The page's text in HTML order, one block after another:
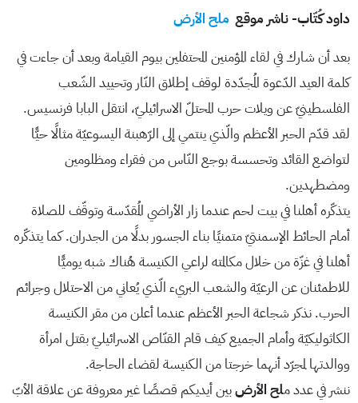
داود كُتّاب- ناشر موقع ملح الأرض
بعد أن شارك في لقاء المؤمنين المحتفلين بيوم القيامة وبعد أن جاءت في
كلمة العيد الدّعوة المُجدّدة لوقف إطلاق النّار وتحييد الشّعب
الفلسطينيّ عن ويلات حرب المحتلّ الاسرائيليّ، انتقل البابا فرنسيس.
لقد قدّم الحبر الأعظم والّذي ينتمي إلى الرّهبنة اليسوعيّة مثالًا حيًّا
لتواضع القائد وتحسسة بوجع النّاس من فقراء ومظلومين
ومضطهدين.
يتذكّره أهلنا في بيت لحم عندما زار الأراضي المُقدّسة وتوقّف للصلاة
أمام الحائط الإسمنتيّ متمنيًا بناء الجسور بدلًا من الجدران. كما يتذكّره
أهلنا في غزّة من خلال مكالمته لراعي الكنيسة هُناك شبه يوميًّا
للاطمئنان عن الرعيّة والشعب البريء الّذي يُعاني من الاحتلال وجرائم
الحرب. نذكر شجاعة الحبر الأعظم عندما أعلن من مقر الكنيسة
الكاثوليكيّة وأمام الجميع كيف قام القنّاص الاسرائيليّ بقتل امرأة
ووالدتها لمجرّد أنهما خرجتا من الكنيسة لقضاء الحاجة.
ننشر في عدد ملح الأرضبين أيديكم قصصًا غير معروفة عن علاقة الأبّ